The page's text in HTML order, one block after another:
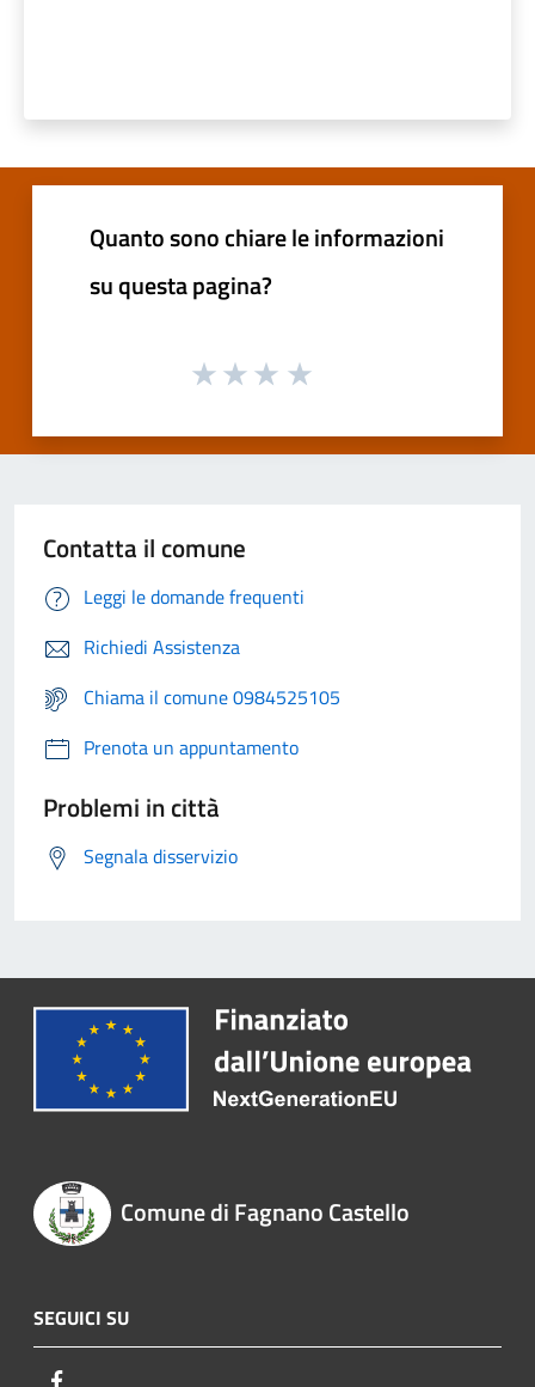
Quanto sono chiare le informazioni
su questa pagina?
Contatta il comune
Leggi le domande frequenti
Richiedi Assistenza
Chiama il comune 0984525105
Prenota un appuntamento
Problemi in città
Segnala disservizio
Comune di Fagnano Castello
SEGUICI SU